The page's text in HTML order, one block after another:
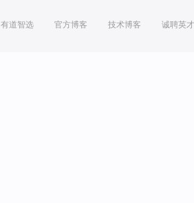
有道智选 官方博客 技术博客 诚聘英才